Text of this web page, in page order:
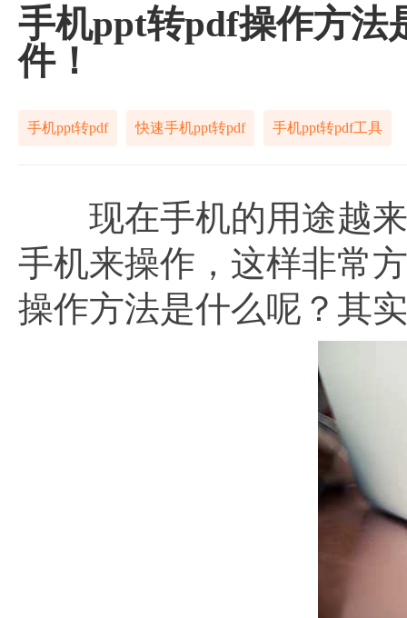
手机ppt转pdf操作方法
件！
手机ppt转pdf 快速手机ppt转pdf 手机ppt转pdf工具
现在手机的用途越来
手机来操作，这样非常
操作方法是什么呢？其实